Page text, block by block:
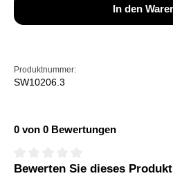
In den
Produktnummer:
SW10206.3
0 von 0 Bewertungen
Durchschnittliche Bewertung von 0
Bewerten Sie dieses